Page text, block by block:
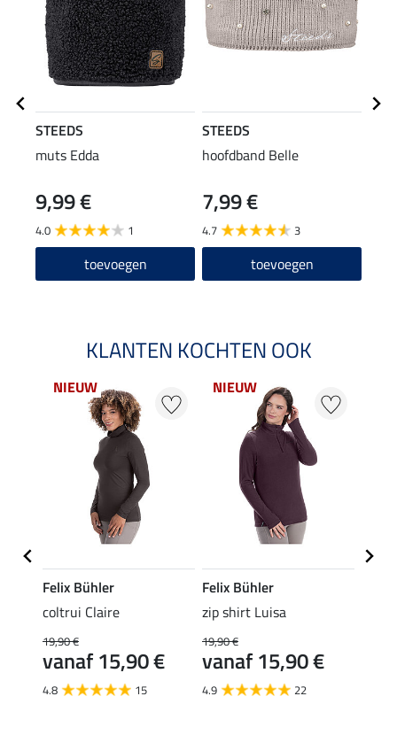
STEEDS
muts Edda
9,99 €
4.0 1
toevoegen
STEEDS
hoofdband Belle
7,99 €
4.7 3
toevoegen
KLANTEN KOCHTEN OOK
NIEUW
Felix Bühler
coltrui Claire
19,90 €
vanaf 15,90 €
4.8 15
NIEUW
Felix Bühler
zip shirt Luisa
19,90 €
vanaf 15,90 €
4.9 22